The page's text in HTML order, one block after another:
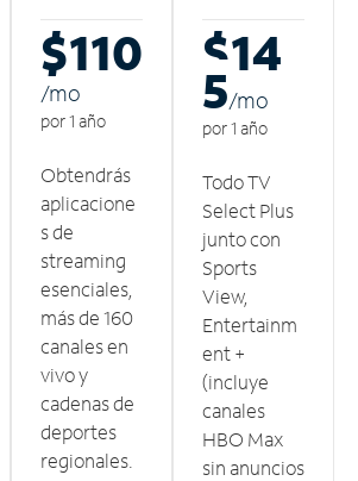
$110
/mo
por 1 año
Obtendrás
aplicacione
s de
streaming
esenciales,
más de 160
canales en
vivo y
cadenas de
deportes
regionales.
$14
5/mo
por 1 año
Todo TV
Select Plus
junto con
Sports
View,
Entertainm
ent +
(incluye
canales
HBO Max
sin anuncios